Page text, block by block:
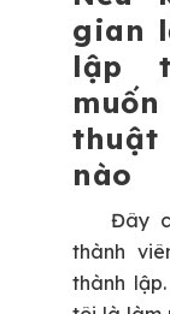
gian
lập
nào
Đây
thành
thành